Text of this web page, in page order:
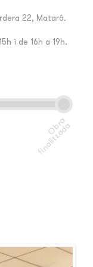
22, Mataró.
i de 16h a 19h.
O
b
r
a
f
i
n
a
l
i
t
z
a
d
a